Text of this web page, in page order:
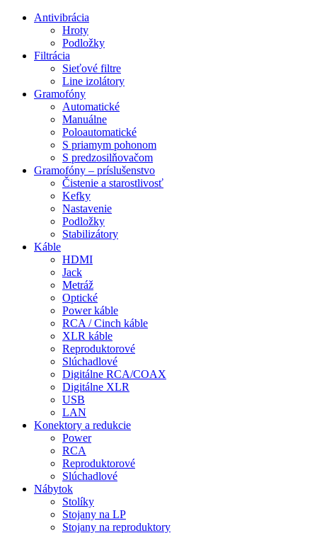
PreskočiťAntivibrácia
Hroty
Podložky
Filtrácia
Sieťové filtre
Line izolátory
Gramofóny
Automatické
Manuálne
Poloautomatické
S priamym pohonom
S predzosilňovačom
Gramofóny – príslušenstvo
Čistenie a starostlivosť
Kefky
Nastavenie
Podložky
Stabilizátory
Káble
HDMI
Jack
Metráž
Optické
Power káble
RCA / Cinch káble
XLR káble
Reproduktorové
Slúchadlové
Digitálne RCA/COAX
Digitálne XLR
USB
LAN
Konektory a redukcie
Power
RCA
Reproduktorové
Slúchadlové
Nábytok
Stolíky
Stojany na LP
Stojany na reproduktory